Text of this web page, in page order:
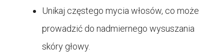
Unikaj częstego mycia włosów, co może
prowadzić do nadmiernego wysuszania
skóry głowy.